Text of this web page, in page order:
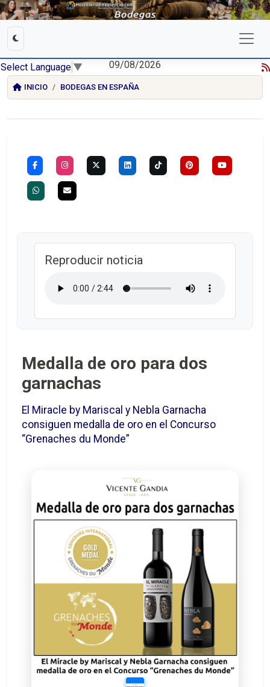
Select Language ▼ 09/08/2026
INICIO BODEGAS EN ESPAÑA
Reproducir noticia
Medalla de oro para dos
garnachas
El Miracle by Mariscal y Nebla Garnacha
consiguen medalla de oro en el Concurso
“Grenaches du Monde”